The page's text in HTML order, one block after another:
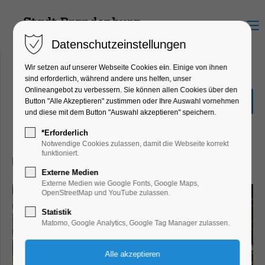
Menu
Fotoausstellung Destroying
Cultural Heritage
Ausstellung
Datenschutzeinstellungen
Wir setzen auf unserer Webseite Cookies ein. Einige von ihnen
sind erforderlich, während andere uns helfen, unser
Onlineangebot zu verbessern. Sie können allen Cookies über den
Button "Alle Akzeptieren" zustimmen oder Ihre Auswahl vornehmen
und diese mit dem Button "Auswahl akzeptieren" speichern.
*Erforderlich
Notwendige Cookies zulassen, damit die Webseite korrekt
funktioniert.
Externe Medien
Externe Medien wie Google Fonts, Google Maps,
OpenStreetMap und YouTube zulassen.
Statistik
Matomo, Google Analytics, Google Tag Manager zulassen.